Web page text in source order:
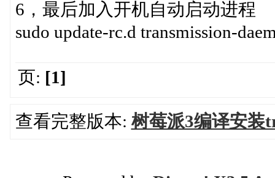
6，最后加入开机自动启动进程
sudo update-rc.d transmission-
页: [1]
查看完整版本: 树莓派3编译安装